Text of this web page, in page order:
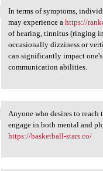
In terms of symptoms,
In terms of symptoms,
may experience a https://
of hearing, tinnitus (ringing
occasionally dizziness or
can significantly impact
communication abilities.
Anyone who desires to
Anyone who desires to reach
engage in both mental and
https://basketball-stars.co/